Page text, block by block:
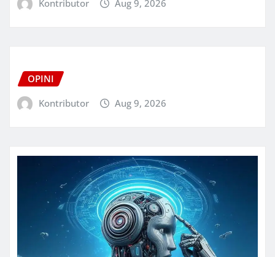
Kontributor Aug 9, 2026
OPINI
Kontributor
Aug 9, 2026